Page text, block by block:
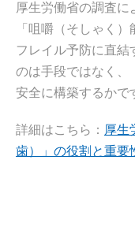
厚生労働省の調査に
「咀嚼（そしゃく
フレイル予防に直結
のは手段ではなく、
安全に構築するかで
詳細はこちら： 厚生
歯）」の役割と重要